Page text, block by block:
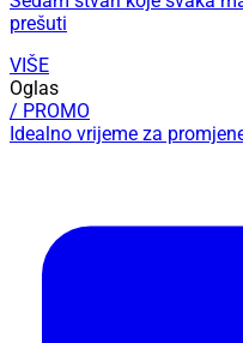
prešuti
VIŠE
Oglas
/ PROMO
Idealno vrijeme za